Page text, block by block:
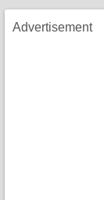
Advertisement